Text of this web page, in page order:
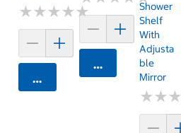
★★★★★
★★★★★
카트에 담기
카트에 담기
Shower
Shelf
With
Adjusta
Ble
Mirror
★★★
★★★